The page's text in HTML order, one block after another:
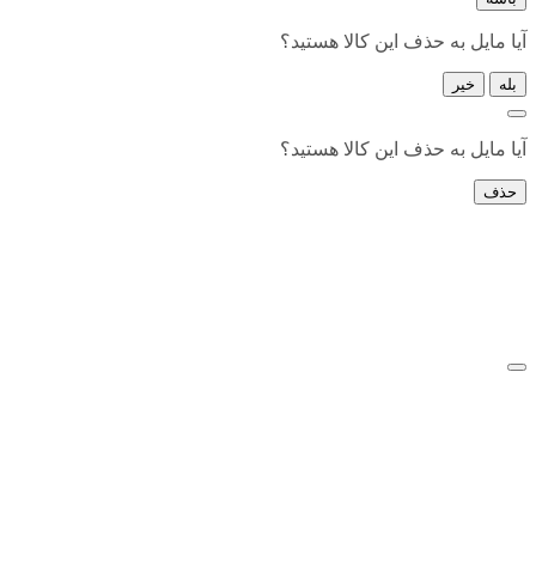
آیا مایل به حذف این کالا هستید؟
بله خیر
آیا مایل به حذف این کالا هستید؟
حذف